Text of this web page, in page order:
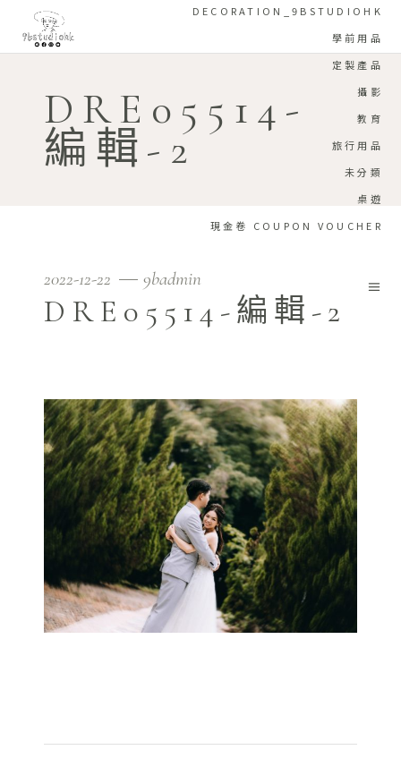
DECORATION_9BSTUDIOHK
學前用品
定製產品
攝影
教育
旅行用品
未分類
桌遊
現金卷 COUPON VOUCHER
DRE05514-
編輯-2
2022-12-22 9badmin
DRE05514-編輯-2